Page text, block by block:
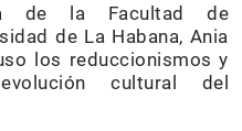
de la Facultad de
de La Habana, Ania
los reduccionismos y
cultural del